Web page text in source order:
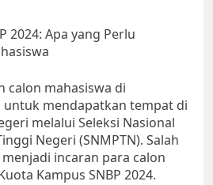
2024: Apa yang Perlu
calon mahasiswa di
mendapatkan tempat di
melalui Seleksi Nasional
Negeri (SNMPTN). Salah
incaran para calon
Kampus SNBP 2024.